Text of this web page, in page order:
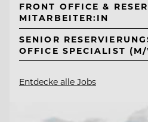
FRONT OFFICE &
MITARBEITER:IN
SENIOR
OFFICE SPECIALIST
Entdecke alle Jobs